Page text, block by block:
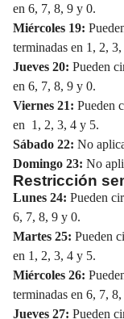
en 6, 7, 8, 9 y 0.
Miércoles 19:
terminadas en 1, 2,
Jueves 20: Pueden
en 6, 7, 8, 9 y 0.
Viernes 21: Pueden
en 1, 2, 3, 4 y 5.
Sábado 22: No
Domingo 23: No
Restricción
Lunes 24: Pueden
6, 7, 8, 9 y 0.
Martes 25: Pueden
en 1, 2, 3, 4 y 5.
Miércoles 26:
terminadas en 6, 7,
Jueves 27: Pueden